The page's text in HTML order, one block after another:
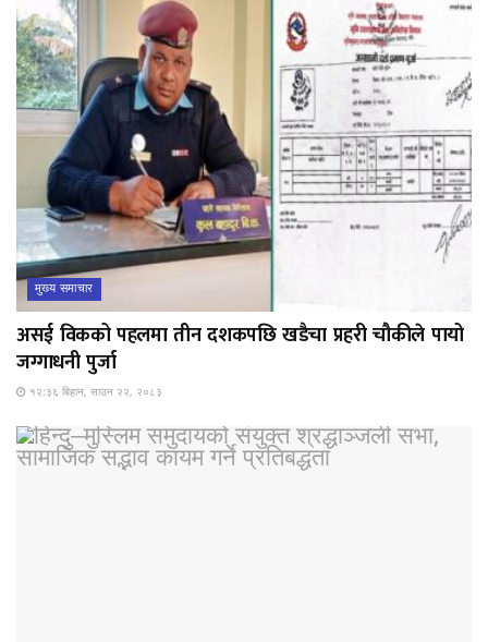
मुख्य समाचार
असई विकको पहलमा तीन दशकपछि खडैचा प्रहरी चौकीले पायो
जग्गाधनी पुर्जा
१२:३६ बिहान, साउन २२, २०८३